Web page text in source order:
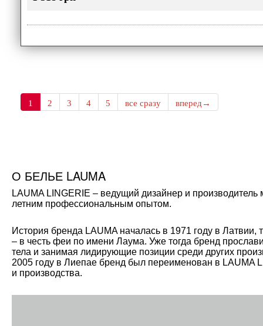
1 2 3 4 5 все сразу вперед→
О БЕЛЬЕ LAUMA
LAUMA LINGERIE – ведущий дизайнер и
летним профессиональным опытом.
История бренда LAUMA началась в 1971 году в
– в честь феи по имени Лаума. Уже тогда бренд
тела и занимая лидирующие позиции среди других
2005 году в Лиепае бренд был переименован в LAUMA
и производства.